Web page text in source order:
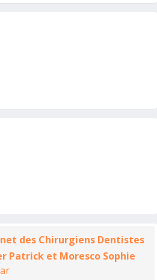
des Chirurgiens Dentistes
Patrick et Moresco Sophie